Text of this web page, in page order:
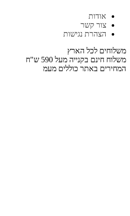
לתוכן
אודות
צור קשר
הצהרת נגישות
משלוחים לכל הארץ
משלוח חינם בקנייה מעל 590 ש"ח
המחירים באתר כוללים מעמ